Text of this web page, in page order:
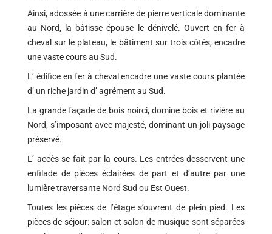
Ainsi, adossée à une carrière de pierre verticale dominante
au Nord, la bâtisse épouse le dénivelé. Ouvert en fer à
cheval sur le plateau, le bâtiment sur trois côtés, encadre
une vaste cours au Sud.
L’ édifice en fer à cheval encadre une vaste cours plantée
d’ un riche jardin d’ agrément au Sud.
La grande façade de bois noirci, domine bois et rivière au
Nord, s’imposant avec majesté, dominant un joli paysage
préservé.
L’ accès se fait par la cours. Les entrées desservent une
enfilade de pièces éclairées de part et d’autre par une
lumière traversante Nord Sud ou Est Ouest.
Toutes les pièces de l’étage s’ouvrent de plein pied. Les
pièces de séjour: salon et salon de musique sont séparées